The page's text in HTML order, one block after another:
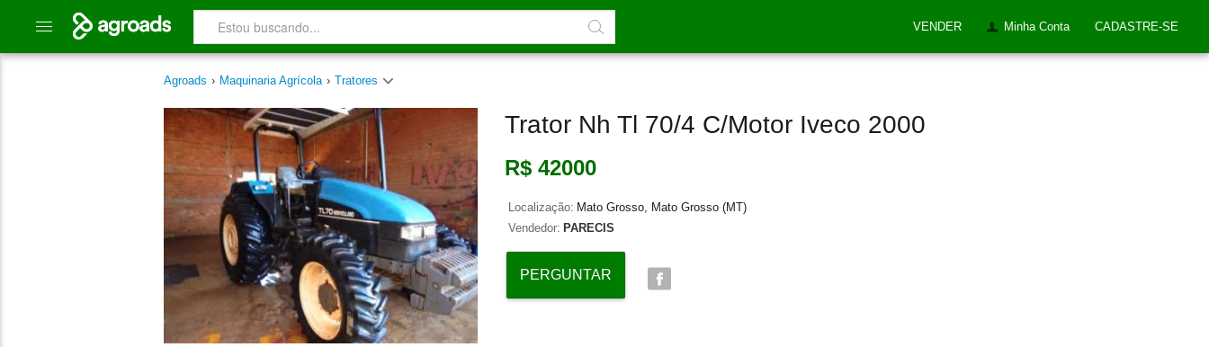
VENDER Minha Conta CADASTRE-SE
Agroads › Maquinaria Agrícola › Tratores
Trator Nh Tl 70/4 C/motor Iveco 2000
R$ 42000
Localização: Mato Grosso, Mato Grosso (MT)
Vendedor: PARECIS
PERGUNTAR